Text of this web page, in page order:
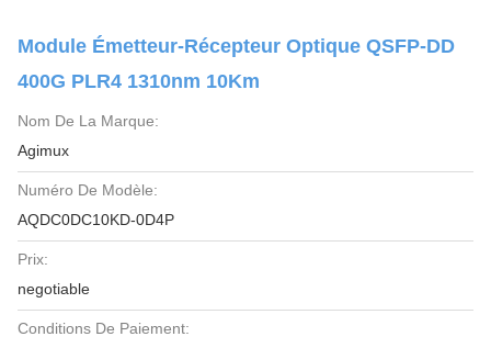
Module Émetteur-Récepteur Optique QSFP-DD
400G PLR4 1310nm 10Km
Nom De La Marque:
Agimux
Numéro De Modèle:
AQDC0DC10KD-0D4P
Prix:
negotiable
Conditions De Paiement: